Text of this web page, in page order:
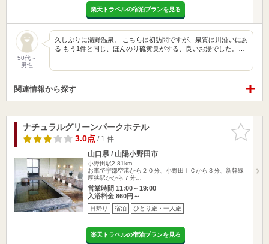
楽天トラベルの宿泊プランを見る
50代～
男性
久しぶりに湯野温泉。 こちらは初訪問ですが、泉質は川沿いにあ
る もう1件と同じ、ほんのり硫黄臭がする、良いお湯でした。…
関連情報から探す
お気に入
りに追加
ナチュラルグリーンパークホテル
3.0点/ 1 件
山口県 / 山陽小野田市
小野田駅2.81km
お車で宇部空港から２０分、小野田ＩＣから３分、新幹線
厚狭駅かから７分…
営業時間 11:00～19:00
入浴料金 860円～
日帰り 宿泊 ひとり旅・一人旅
楽天トラベルの宿泊プランを見る